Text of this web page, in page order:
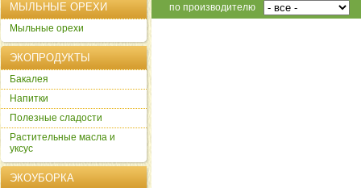
по производителю
МЫЛЬНЫЕ ОРЕХИ
Мыльные орехи
ЭКОПРОДУКТЫ
Бакалея
Напитки
Полезные сладости
Растительные масла и
уксус
ЭКОУБОРКА